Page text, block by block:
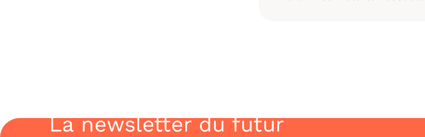
La newsletter du futur